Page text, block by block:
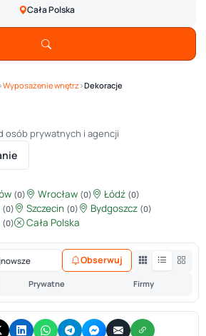
Cała Polska
›Wyposażenie wnętrz›Dekoracje
osób prywatnych i agencji
(0) Wrocław (0) Łódź (0)
(0) Szczecin (0) Bydgoszcz (0)
(0) Cała Polska
Prywatne Firmy
Obserwuj